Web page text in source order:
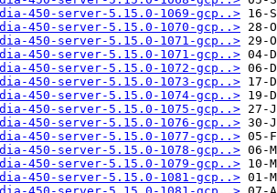
450-server-5.15.0-1069-gcp..>
450-server-5.15.0-1070-gcp..>
450-server-5.15.0-1071-gcp..>
450-server-5.15.0-1071-gcp..>
450-server-5.15.0-1072-gcp..>
450-server-5.15.0-1073-gcp..>
450-server-5.15.0-1074-gcp..>
450-server-5.15.0-1075-gcp..>
450-server-5.15.0-1076-gcp..>
450-server-5.15.0-1077-gcp..>
450-server-5.15.0-1078-gcp..>
450-server-5.15.0-1079-gcp..>
450-server-5.15.0-1081-gcp..>